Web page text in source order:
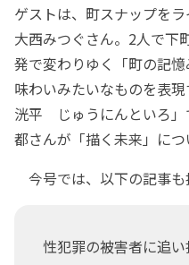
ゲストは、町スナップを
大西みつぐさん。2人で下
発で変わりゆく「町の記
味わいみたいなものを表
洸平 じゅうにんといろ」
都さんが「描く未来」につ
今号では、以下の記事も
性犯罪の被害者に追い